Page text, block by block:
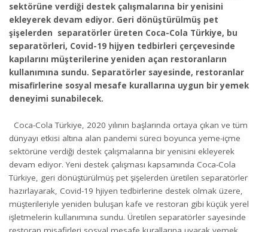
sektörüne verdiği destek çalışmalarına bir yenisini
ekleyerek devam ediyor. Geri dönüştürülmüş pet
şişelerden separatörler üreten Coca-Cola Türkiye, bu
separatörleri, Covid-19 hijyen tedbirleri çerçevesinde
kapılarını müşterilerine yeniden açan restoranların
kullanımına sundu. Separatörler sayesinde, restoranlar
misafirlerine sosyal mesafe kurallarına uygun bir yemek
deneyimi sunabilecek.
Coca-Cola Türkiye, 2020 yılının başlarında ortaya çıkan ve tüm
dünyayı etkisi altına alan pandemi süreci boyunca yeme-içme
sektörüne verdiği destek çalışmalarına bir yenisini ekleyerek
devam ediyor. Yeni destek çalışması kapsamında Coca-Cola
Türkiye, geri dönüştürülmüş pet şişelerden üretilen separatörler
hazırlayarak, Covid-19 hjiyen tedbirlerine destek olmak üzere,
müşterileriyle yeniden buluşan kafe ve restoran gibi küçük yerel
işletmelerin kullanımına sundu. Üretilen separatörler sayesinde